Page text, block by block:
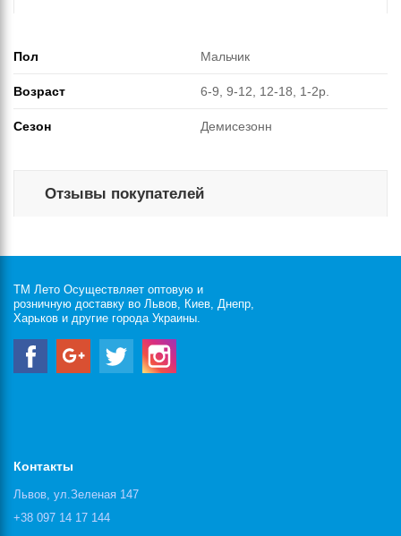
Пол Мальчик
Возраст 6-9, 9-12, 12-18, 1-2р.
Сезон Демисезонн
Отзывы покупателей
ТМ Лето Осуществляет оптовую и
розничную доставку во Львов, Киев, Днепр,
Харьков и другие города Украины.
Контакты
Львов, ул.Зеленая 147
+38 097 14 17 144